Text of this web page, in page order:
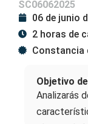
SC06062025
06 de junio
2 horas de
Constancia
Objetivo
Analizarás